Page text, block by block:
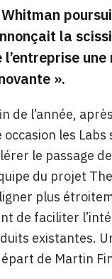
la
».
l’année,
les
le passage
du projet
plus
de faciliter
existantes.
de Martin